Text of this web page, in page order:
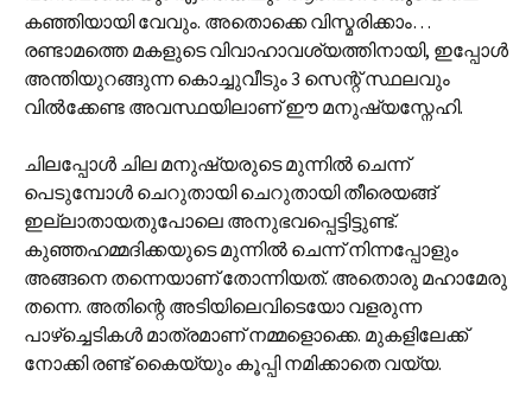
കഞ്ഞിയായി വേവും. അതൊക്കെ വിസ്മരിക്കാം…
രണ്ടാമത്തെ മകളുടെ വിവാഹാവശ്യത്തിനായി, ഇപ്പോള്‍
അന്തിയുറങ്ങുന്ന കൊച്ചുവീടും 3 സെന്റ് സ്ഥലവും
വില്‍ക്കേണ്ട അവസ്ഥയിലാണ് ഈ മനുഷ്യസ്നേഹി.
ചിലപ്പോള്‍ ചില മനുഷ്യരുടെ മുന്നില്‍ ചെന്ന്
പെടുമ്പോള്‍ ചെറുതായി ചെറുതായി തീരെയങ്ങ്
ഇല്ലാതായതുപോലെ അനുഭവപ്പെട്ടിട്ടുണ്ട്.
കുഞ്ഞഹമ്മദിക്കയുടെ മുന്നില്‍ ചെന്ന് നിന്നപ്പോളും
അങ്ങനെ തന്നെയാണ് തോന്നിയത്. അതൊരു മഹാമേരു
തന്നെ. അതിന്റെ അടിയിലെവിടെയോ വളരുന്ന
പാഴ്ച്ചെടികള്‍ മാത്രമാണ് നമ്മളൊക്കെ. മുകളിലേക്ക്
നോക്കി രണ്ട് കൈയ്യും കൂപ്പി നമിക്കാതെ വയ്യ.